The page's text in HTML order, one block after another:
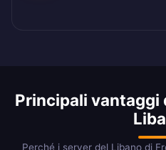
Principali vantaggi
Perché i server del Libano di